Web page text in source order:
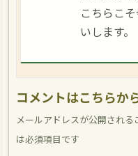
こちらこ
いします。
コメントはこちらか
メールアドレスが公開される
は必須項目です